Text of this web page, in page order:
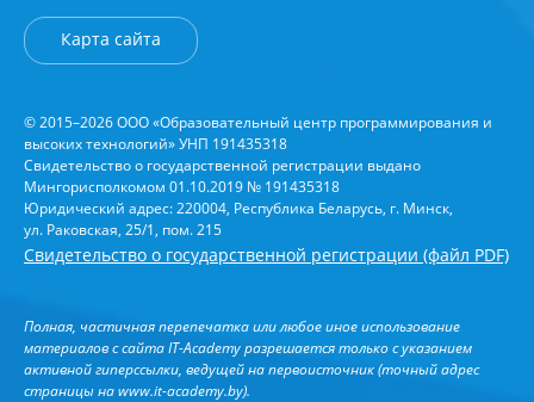
Карта сайта
© 2015–2026 ООО «Образовательный центр программирования и
высоких технологий» УНП 191435318
Свидетельство о государственной регистрации выдано
Мингорисполкомом 01.10.2019 № 191435318
Юридический адрес: 220004, Республика Беларусь, г. Минск,
ул. Раковская, 25/1, пом. 215
Свидетельство о государственной регистрации (файл PDF)
Полная, частичная перепечатка или любое иное использование
материалов с сайта IT-Academy разрешается только с указанием
активной гиперссылки, ведущей на первоисточник (точный адрес
страницы наwww.it-academy.by).